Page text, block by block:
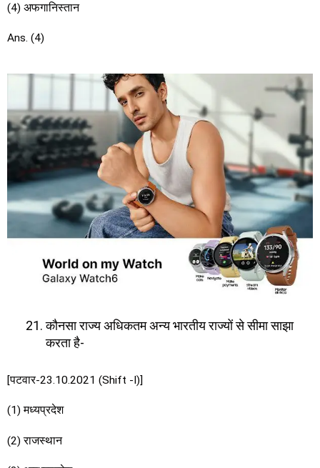
(4) अफगानिस्तान
Ans. (4)
कौनसा राज्य अधिकतम अन्य भारतीय राज्यों से सीमा साझा
करता है-
[पटवार-23.10.2021 (Shift -I)]
(1) मध्यप्रदेश
(2) राजस्थान